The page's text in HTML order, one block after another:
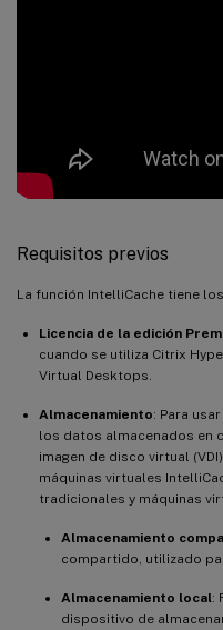
Requisitos previos
La función IntelliCache tiene
Licencia de la edición
cuando se utiliza Citrix
Virtual Desktops.
Almacenamiento: Para
los datos almacenados en
imagen de disco virtual
máquinas virtuales
tradicionales y máquinas
Almacenamiento
compartido, utilizado
Almacenamiento local:
dispositivo de